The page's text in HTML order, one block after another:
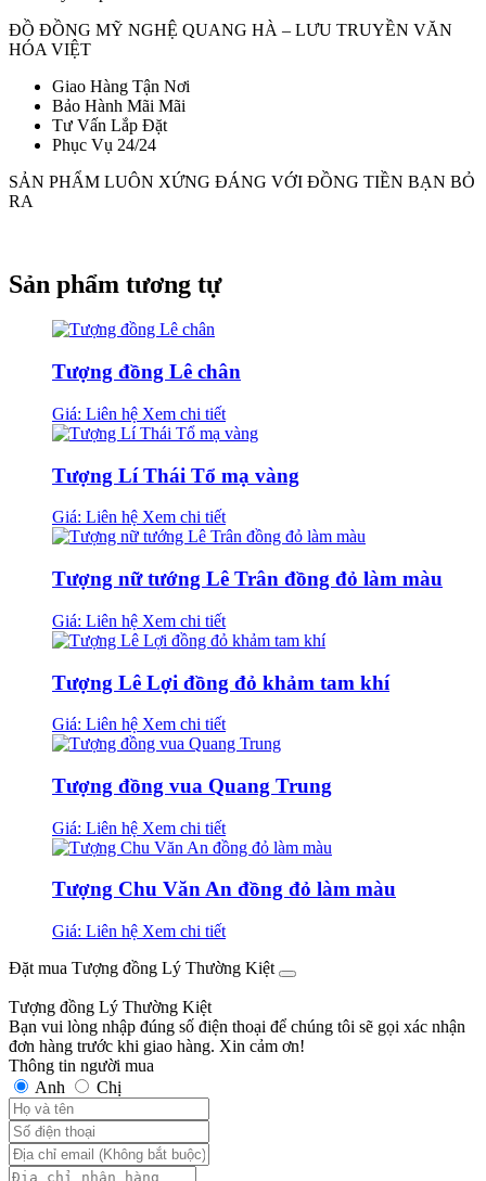
ĐỒ ĐỒNG MỸ NGHỆ QUANG HÀ – LƯU TRUYỀN VĂN
HÓA VIỆT
Giao Hàng Tận Nơi
Bảo Hành Mãi Mãi
Tư Vấn Lắp Đặt
Phục Vụ 24/24
SẢN PHẨM LUÔN XỨNG ĐÁNG VỚI ĐỒNG TIỀN BẠN BỎ
RA
Sản phẩm tương tự
Tượng đồng Lê chân
Giá: Liên hệ Xem chi tiết
Tượng Lí Thái Tổ mạ vàng
Giá: Liên hệ Xem chi tiết
Tượng nữ tướng Lê Trân đồng đỏ làm màu
Giá: Liên hệ Xem chi tiết
Tượng Lê Lợi đồng đỏ khảm tam khí
Giá: Liên hệ Xem chi tiết
Tượng đồng vua Quang Trung
Giá: Liên hệ Xem chi tiết
Tượng Chu Văn An đồng đỏ làm màu
Giá: Liên hệ Xem chi tiết
Đặt mua Tượng đồng Lý Thường Kiệt
Tượng đồng Lý Thường Kiệt
Bạn vui lòng nhập đúng số điện thoại để chúng tôi sẽ gọi xác nhận
đơn hàng trước khi giao hàng. Xin cảm ơn!
Thông tin người mua
Anh
Chị